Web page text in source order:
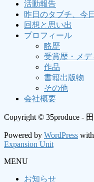
活動報告
昨日のタブチ、今
回想と思い出
プロフィール
略歴
受賞歴・メデ
作品
書籍出版物
その他
会社概要
Copyright © 35produce -
Powered by WordPress with
Expansion Unit
MENU
お知らせ